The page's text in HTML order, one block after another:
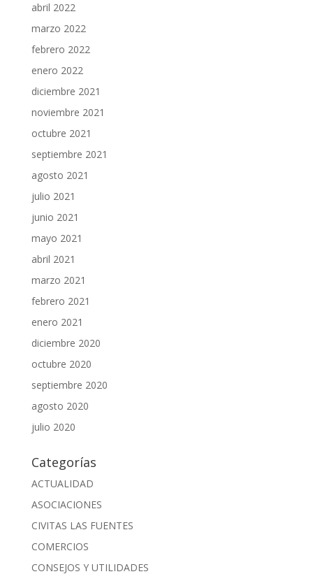
abril 2022
marzo 2022
febrero 2022
enero 2022
diciembre 2021
noviembre 2021
octubre 2021
septiembre 2021
agosto 2021
julio 2021
junio 2021
mayo 2021
abril 2021
marzo 2021
febrero 2021
enero 2021
diciembre 2020
octubre 2020
septiembre 2020
agosto 2020
julio 2020
Categorías
ACTUALIDAD
ASOCIACIONES
CIVITAS LAS FUENTES
COMERCIOS
CONSEJOS Y UTILIDADES